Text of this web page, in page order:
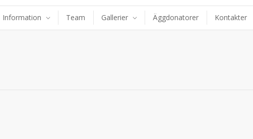
Information Team Gallerier Äggdonatorer Kontakter